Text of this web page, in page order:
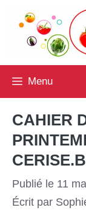
contenu
Menu
CAHIER
Publié le 11
Écrit par